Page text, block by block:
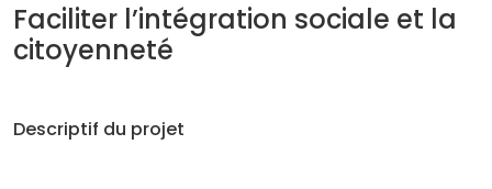
Faciliter l’intégration sociale et la
citoyenneté
Descriptif du projet